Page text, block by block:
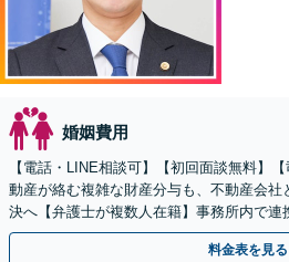
婚姻費用
【電話・LINE相談可】【初回面談無料】
動産が絡む複雑な財産分与も、不動産会社
決へ【弁護士が複数人在籍】事務所内で連
間面談可】【子連れ相談可】【虎ノ門駅1
料金表を見る